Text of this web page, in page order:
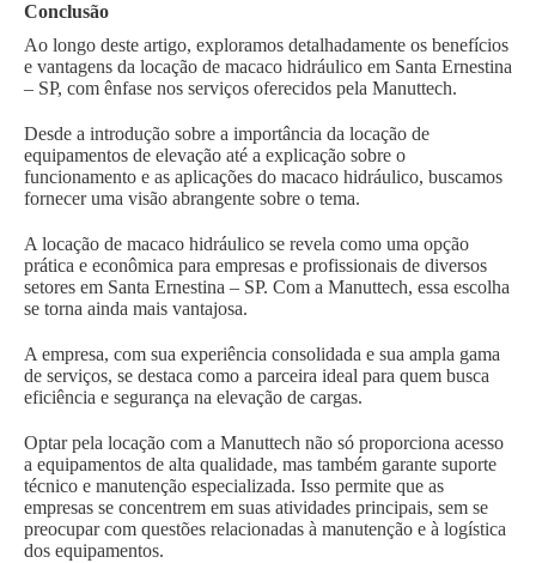
Conclusão
Ao longo deste artigo, exploramos detalhadamente os benefícios
e vantagens da locação de macaco hidráulico em Santa Ernestina
– SP, com ênfase nos serviços oferecidos pela Manuttech.
Desde a introdução sobre a importância da locação de
equipamentos de elevação até a explicação sobre o
funcionamento e as aplicações do macaco hidráulico, buscamos
fornecer uma visão abrangente sobre o tema.
A locação de macaco hidráulico se revela como uma opção
prática e econômica para empresas e profissionais de diversos
setores em Santa Ernestina – SP. Com a Manuttech, essa escolha
se torna ainda mais vantajosa.
A empresa, com sua experiência consolidada e sua ampla gama
de serviços, se destaca como a parceira ideal para quem busca
eficiência e segurança na elevação de cargas.
Optar pela locação com a Manuttech não só proporciona acesso
a equipamentos de alta qualidade, mas também garante suporte
técnico e manutenção especializada. Isso permite que as
empresas se concentrem em suas atividades principais, sem se
preocupar com questões relacionadas à manutenção e à logística
dos equipamentos.